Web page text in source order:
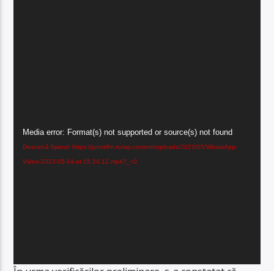
Player
video
Media error: Format(s) not supported or source(s) not found
Descarcă fișierul: https://jurnalfm.ro/wp-content/uploads/2023/05/WhatsApp-
Video-2023-05-14-at-15.24.12.mp4?_=2